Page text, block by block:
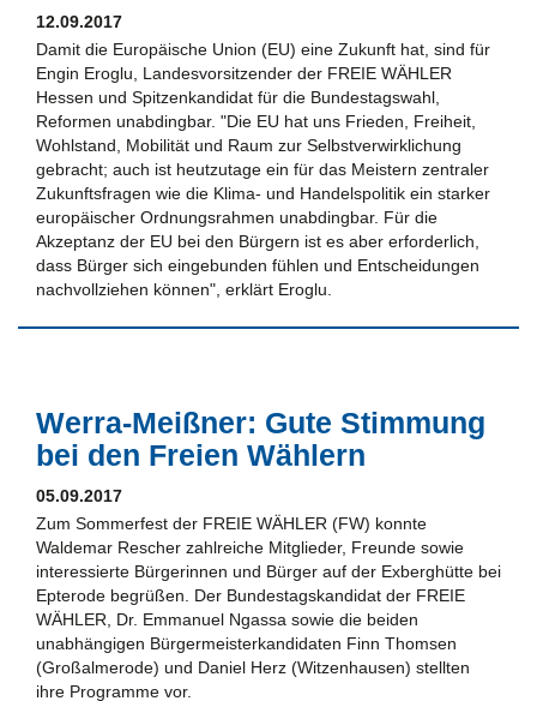
12.09.2017
Damit die Europäische Union (EU) eine Zukunft hat, sind für
Engin Eroglu, Landesvorsitzender der FREIE WÄHLER
Hessen und Spitzenkandidat für die Bundestagswahl,
Reformen unabdingbar. "Die EU hat uns Frieden, Freiheit,
Wohlstand, Mobilität und Raum zur Selbstverwirklichung
gebracht; auch ist heutzutage ein für das Meistern zentraler
Zukunftsfragen wie die Klima- und Handelspolitik ein starker
europäischer Ordnungsrahmen unabdingbar. Für die
Akzeptanz der EU bei den Bürgern ist es aber erforderlich,
dass Bürger sich eingebunden fühlen und Entscheidungen
nachvollziehen können", erklärt Eroglu.
Werra-Meißner: Gute Stimmung
bei den Freien Wählern
05.09.2017
Zum Sommerfest der FREIE WÄHLER (FW) konnte
Waldemar Rescher zahlreiche Mitglieder, Freunde sowie
interessierte Bürgerinnen und Bürger auf der Exberghütte bei
Epterode begrüßen. Der Bundestagskandidat der FREIE
WÄHLER, Dr. Emmanuel Ngassa sowie die beiden
unabhängigen Bürgermeisterkandidaten Finn Thomsen
(Großalmerode) und Daniel Herz (Witzenhausen) stellten
ihre Programme vor.